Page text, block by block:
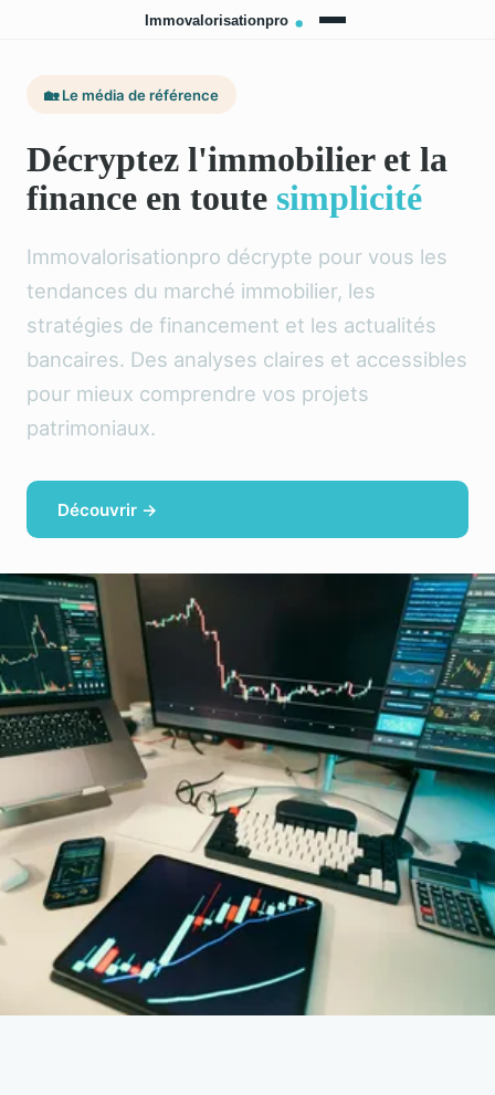
🏡 Le média de référence
Décryptez l'immobilier et la
finance en toute simplicité
Immovalorisationpro décrypte pour vous les
tendances du marché immobilier, les
stratégies de financement et les actualités
bancaires. Des analyses claires et accessibles
pour mieux comprendre vos projets
patrimoniaux.
Découvrir →